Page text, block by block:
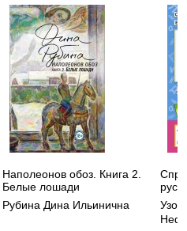
Наполеонов обоз. Книга 2.
Белые лошади
Рубина Дина Ильинична